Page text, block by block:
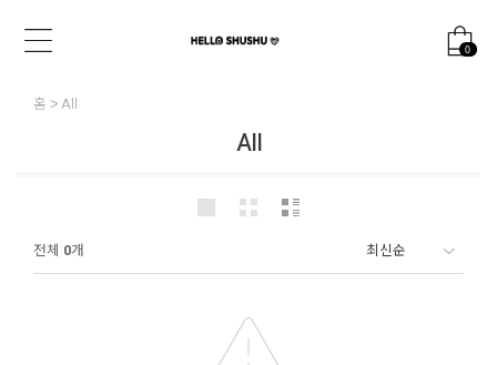
0
홈 All
All
전체 0개